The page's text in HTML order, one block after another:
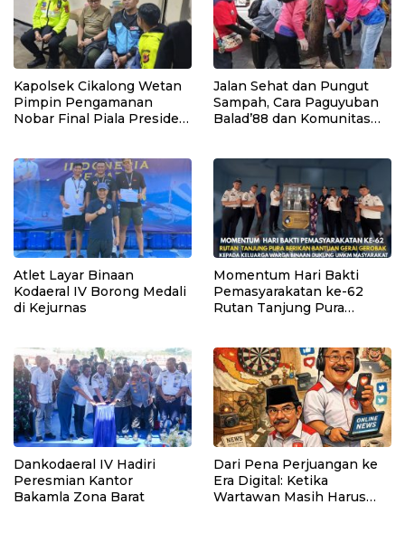
Kapolsek Cikalong Wetan
Pimpin Pengamanan
Nobar Final Piala Presiden
Jalan Sehat dan Pungut
Sampah, Cara Paguyuban
Balad’88 dan Komunitas
Atlet Layar Binaan
Kodaeral IV Borong Medali
di Kejurnas
Momentum Hari Bakti
Pemasyarakatan ke-62
Rutan Tanjung Pura
Warga Binaan dukung
UMKM Masyarakat
Dankodaeral IV Hadiri
Peresmian Kantor
Bakamla Zona Barat
Dari Pena Perjuangan ke
Era Digital: Ketika
Wartawan Masih Harus